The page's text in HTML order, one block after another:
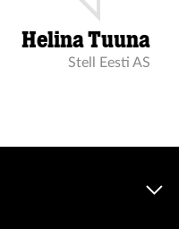
Helina Tuuna
Stell Eesti AS